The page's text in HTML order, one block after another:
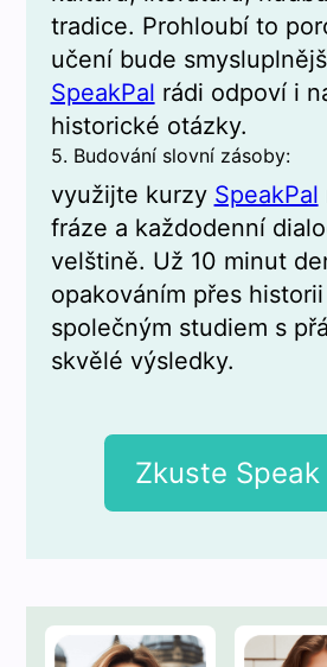
tradice. Prohloubí to
učení bude
SpeakPal rádi odpoví i
historické otázky.
5. Budování slovní zásoby:
využijte kurzy SpeakPal
fráze a každodenní
velštině. Už 10 minut
opakováním přes
společným studiem s
skvělé výsledky.
Zkuste Speak